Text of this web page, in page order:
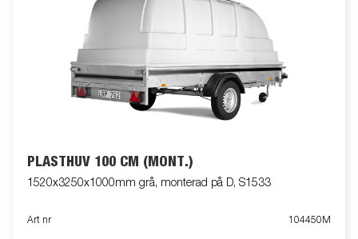
PLASTHUV 100 CM (MONT.)
1520x3250x1000mm grå, monterad på D, S1533
Art nr 104450M